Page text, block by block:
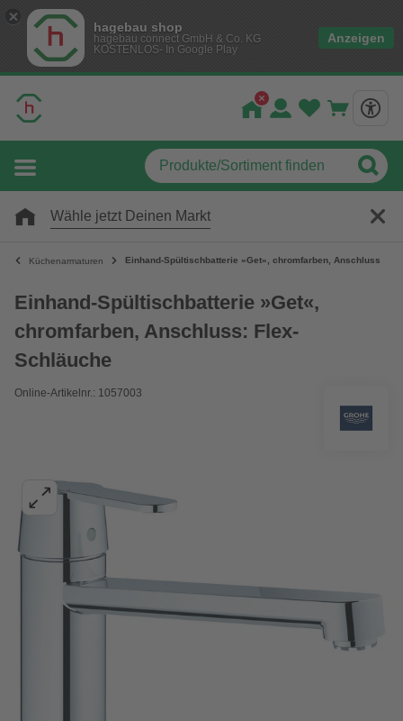
hagebau shop
hagebau connect GmbH & Co. KG
KOSTENLOS- In Google Play
Anzeigen
Wähle jetzt Deinen Markt
Küchenarmaturen Einhand-Spültischbatterie »Get«, chromfarben, Anschluss:
Einhand-Spültischbatterie »Get«,
chromfarben, Anschluss: Flex-
Schläuche
Online-Artikelnr.: 1057003